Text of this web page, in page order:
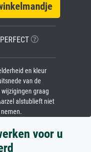
en kleur
van de
graag
alstublieft niet
voor u